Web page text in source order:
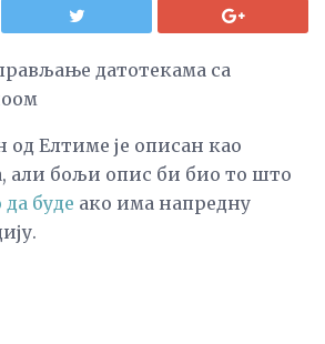
датотекама са
од Елтиме је описан као
али бољи опис би био то што
буде ако има напредну